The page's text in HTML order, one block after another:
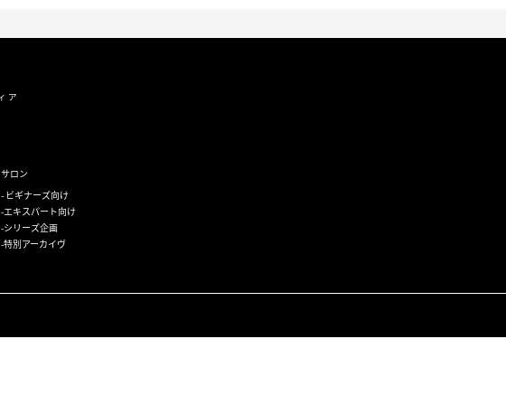
サロン
ビギナーズ向け
エキスパート向け
シリーズ企画
特別アーカイヴ